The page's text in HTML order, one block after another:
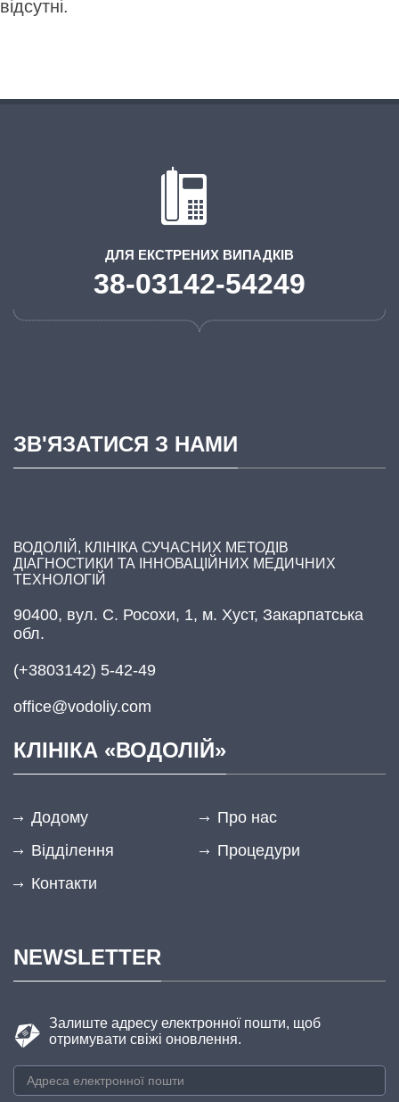
відсутні.
ДЛЯ ЕКСТРЕНИХ ВИПАДКІВ
38-03142-54249
ЗВ'ЯЗАТИСЯ З НАМИ
ВОДОЛІЙ, КЛІНІКА СУЧАСНИХ МЕТОДІВ
ДІАГНОСТИКИ ТА ІННОВАЦІЙНИХ МЕДИЧНИХ
ТЕХНОЛОГІЙ
90400, вул. С. Росохи, 1, м. Хуст, Закарпатська
обл.
(+3803142) 5-42-49
office@vodoliy.com
КЛІНІКА «ВОДОЛІЙ»
Додому
Про нас
Відділення
Процедури
Контакти
NEWSLETTER
Залиште адресу електронної пошти, щоб
отримувати свіжі оновлення.